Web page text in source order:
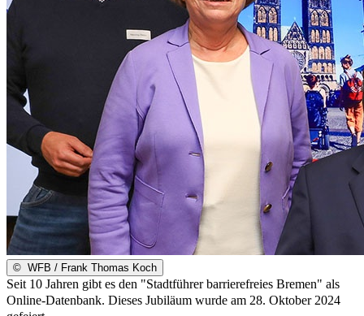
© WFB / Frank Thomas Koch
Seit 10 Jahren gibt es den "Stadtführer barrierefreies Bremen" als
Online-Datenbank. Dieses Jubiläum wurde am 28. Oktober 2024